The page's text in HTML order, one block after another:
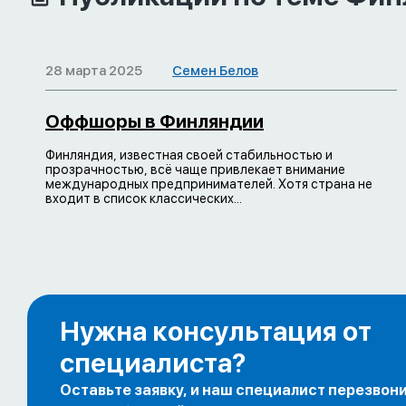
28 марта 2025 Семен Белов
Оффшоры в Финляндии
Финляндия, известная своей стабильностью и
прозрачностью, всё чаще привлекает внимание
международных предпринимателей. Хотя страна не
входит в список классических...
Нужна консультация от
специалиста?
Оставьте заявку, и наш специалист